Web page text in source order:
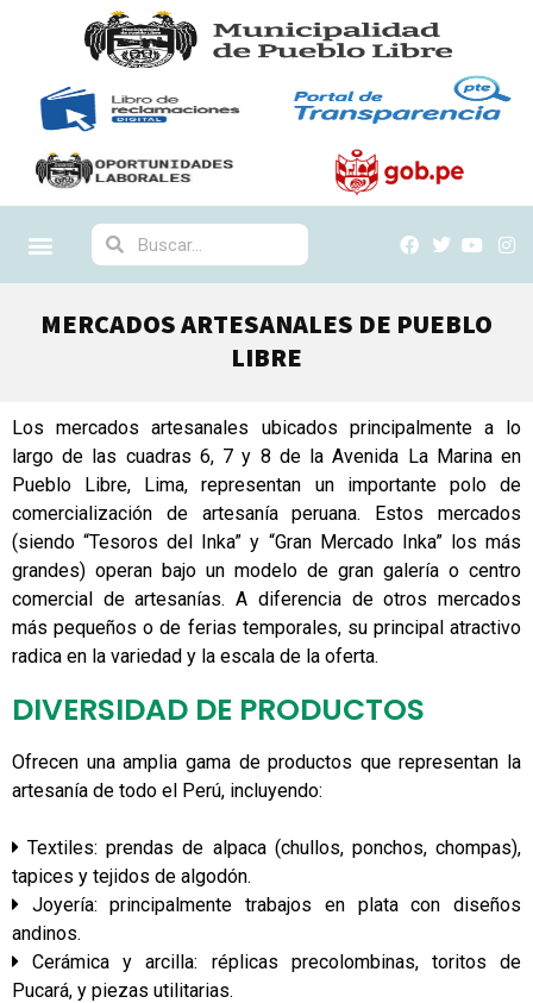
MERCADOS ARTESANALES DE PUEBLO
LIBRE
Los mercados artesanales ubicados principalmente a lo
largo de las cuadras 6, 7 y 8 de la Avenida La Marina en
Pueblo Libre, Lima, representan un importante polo de
comercialización de artesanía peruana. Estos mercados
(siendo “Tesoros del Inka” y “Gran Mercado Inka” los más
grandes) operan bajo un modelo de gran galería o centro
comercial de artesanías. A diferencia de otros mercados
más pequeños o de ferias temporales, su principal atractivo
radica en la variedad y la escala de la oferta.
DIVERSIDAD DE PRODUCTOS
Ofrecen una amplia gama de productos que representan la
artesanía de todo el Perú, incluyendo:
Textiles: prendas de alpaca (chullos, ponchos, chompas),
tapices y tejidos de algodón.
Joyería: principalmente trabajos en plata con diseños
andinos.
Cerámica y arcilla: réplicas precolombinas, toritos de
Pucará, y piezas utilitarias.